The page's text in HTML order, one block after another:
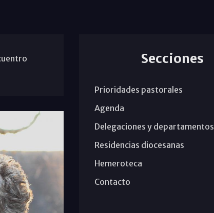
Secciones
Prioridades pastorales
Agenda
Delegaciones y departamentos
Residencias diocesanas
Hemeroteca
Contacto